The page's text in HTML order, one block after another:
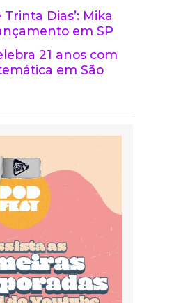
Dias’: Mika
em SP
21 anos com
em São